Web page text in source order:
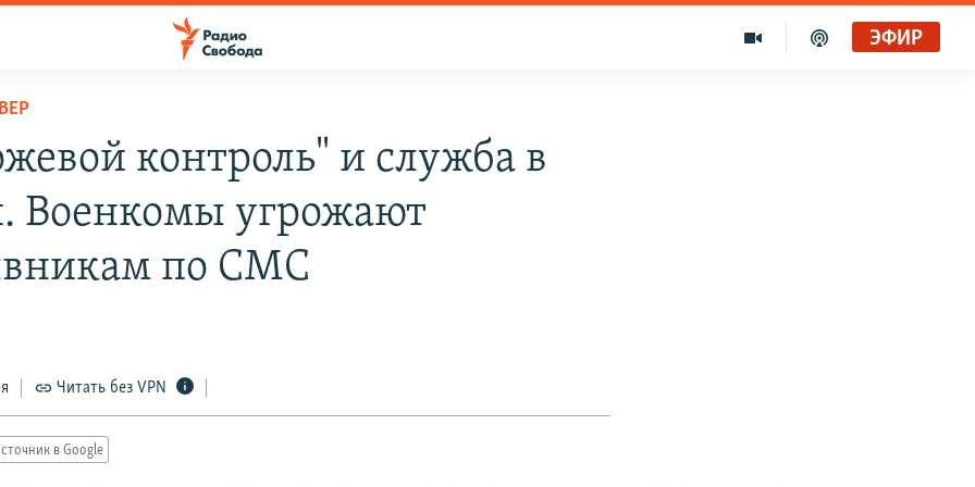
ЭФИР
контроль" и служба в
Военкомы угрожают
по СМС
Читать без VPN
в Google